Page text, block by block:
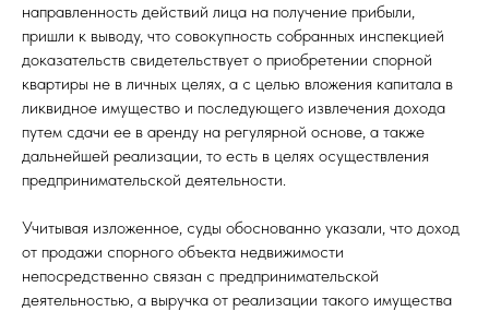
направленность действий лица на получение прибыли,
пришли к выводу, что совокупность собранных инспекцией
доказательств свидетельствует о приобретении спорной
квартиры не в личных целях, а с целью вложения капитала в
ликвидное имущество и последующего извлечения дохода
путем сдачи ее в аренду на регулярной основе, а также
дальнейшей реализации, то есть в целях осуществления
предпринимательской деятельности.
Учитывая изложенное, суды обоснованно указали, что доход
от продажи спорного объекта недвижимости
непосредственно связан с предпринимательской
деятельностью, а выручка от реализации такого имущества